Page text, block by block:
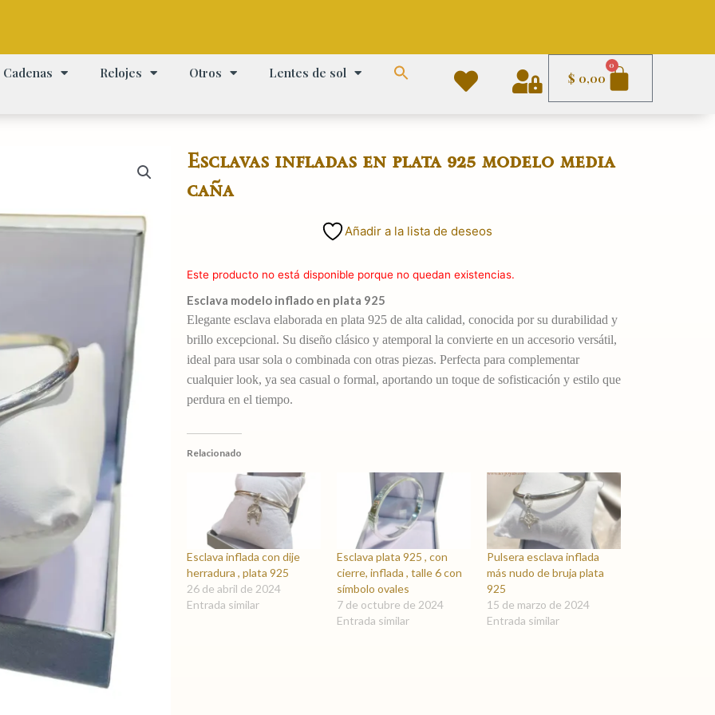
Cadenas Relojes Otros Lentes de sol $ 0,00
0
Carrito
Esclavas infladas en plata 925 modelo media
caña
Añadir a la lista de deseos
Este producto no está disponible porque no quedan existencias.
Esclava modelo inflado en plata 925
Elegante esclava elaborada en plata 925 de alta calidad, conocida por su durabilidad y
brillo excepcional. Su diseño clásico y atemporal la convierte en un accesorio versátil,
ideal para usar sola o combinada con otras piezas. Perfecta para complementar
cualquier look, ya sea casual o formal, aportando un toque de sofisticación y estilo que
perdura en el tiempo.
Relacionado
Esclava inflada con dije
herradura , plata 925
26 de abril de 2024
Entrada similar
Esclava plata 925 , con
cierre, inflada , talle 6 con
símbolo ovales
7 de octubre de 2024
Entrada similar
Pulsera esclava inflada
más nudo de bruja plata
925
15 de marzo de 2024
Entrada similar